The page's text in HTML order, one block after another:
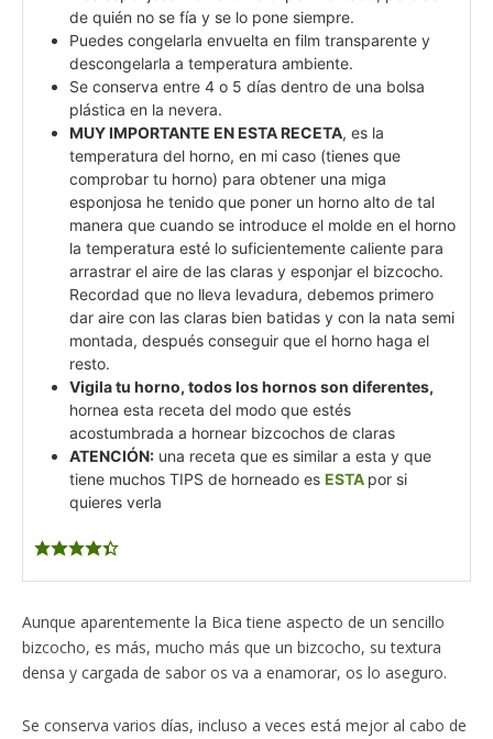
de quién no se fía y se lo pone siempre.
Puedes congelarla envuelta en film transparente y
descongelarla a temperatura ambiente.
Se conserva entre 4 o 5 días dentro de una bolsa
plástica en la nevera.
MUY IMPORTANTE EN ESTA RECETA, es la
temperatura del horno, en mi caso (tienes que
comprobar tu horno) para obtener una miga
esponjosa he tenido que poner un horno alto de tal
manera que cuando se introduce el molde en el horno
la temperatura esté lo suficientemente caliente para
arrastrar el aire de las claras y esponjar el bizcocho.
Recordad que no lleva levadura, debemos primero
dar aire con las claras bien batidas y con la nata semi
montada, después conseguir que el horno haga el
resto.
Vigila tu horno, todos los hornos son diferentes,
hornea esta receta del modo que estés
acostumbrada a hornear bizcochos de claras
ATENCIÓN: una receta que es similar a esta y que
tiene muchos TIPS de horneado es ESTA por si
quieres verla
Aunque aparentemente la Bica tiene aspecto de un sencillo
bizcocho, es más, mucho más que un bizcocho, su textura
densa y cargada de sabor os va a enamorar, os lo aseguro.
Se conserva varios días, incluso a veces está mejor al cabo de